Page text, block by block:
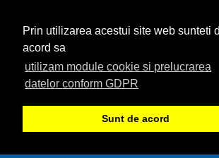
Prin utilizarea acestui site web sunteti
acord sa
utilizam module cookie si prelucrarea
datelor conform GDPR
Sunt de acord